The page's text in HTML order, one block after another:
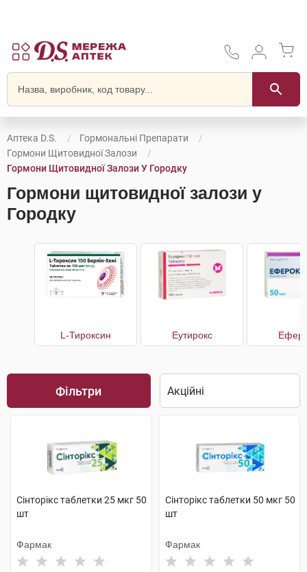
Аптека D.S.
Гормональні Препарати
Гормони Щитовидної Залози
Гормони Щитовидної Залози У Городку
Гормони щитовидної залози у
Городку
L-Тироксин Еутирокс
Фільтри
Сінторікс таблетки 25 мкг 50
шт
Фармак
Сінторікс таблетки 50 мкг 50
шт
Фармак